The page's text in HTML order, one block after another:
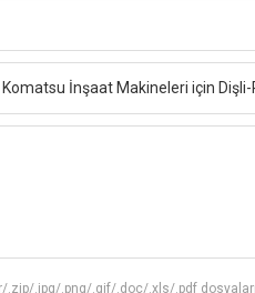
.zip/.jpg/.png/.gif/.doc/.xls/.pdf